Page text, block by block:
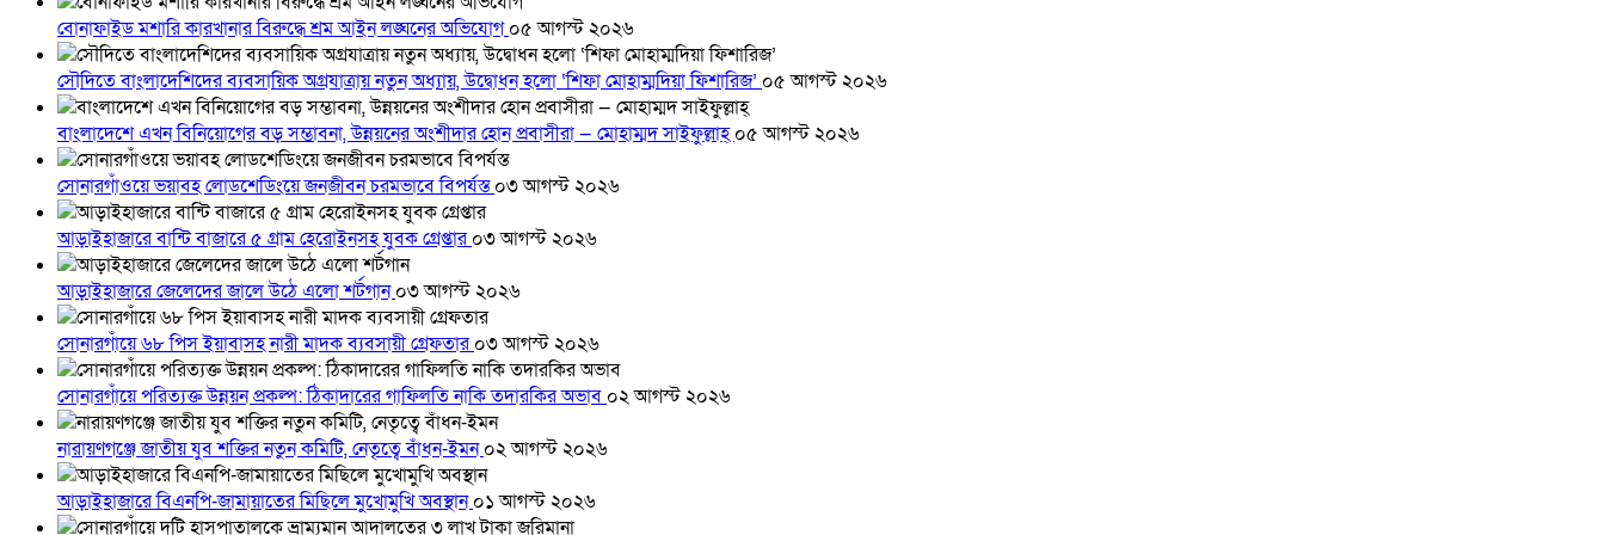
বোনাফাইড মশারি কারখানার বিরুদ্ধে শ্রম আইন লঙ্ঘনের অভিযোগ০৫ আগস্ট ২০২৬
সৌদিতে বাংলাদেশিদের ব্যবসায়িক অগ্রযাত্রায় নতুন অধ্যায়, উদ্বোধন হলো ‘শিফা মোহাম্মদিয়া ফিশারিজ’ ০৫ আগস্ট ২০২৬
বাংলাদেশে এখন বিনিয়োগের বড় সম্ভাবনা, উন্নয়নের অংশীদার হোন প্রবাসীরা — মোহাম্মদ সাইফুল্লাহ্০৫ আগস্ট ২০২৬
সোনারগাঁওয়ে ভয়াবহ লোডশেডিংয়ে জনজীবন চরমভাবে বিপর্যস্ত০৩ আগস্ট ২০২৬
আড়াইহাজারে বান্টি বাজারে ৫ গ্রাম হেরোইনসহ যুবক গ্রেপ্তার০৩ আগস্ট ২০২৬
আড়াইহাজারে জেলেদের জালে উঠে এলো শর্টগান০৩ আগস্ট ২০২৬
সোনারগাঁয়ে ৬৮ পিস ইয়াবাসহ নারী মাদক ব্যবসায়ী গ্রেফতার০৩ আগস্ট ২০২৬
সোনারগাঁয়ে পরিত্যক্ত উন্নয়ন প্রকল্প: ঠিকাদারের গাফিলতি নাকি তদারকির অভাব ০২ আগস্ট ২০২৬
নারায়ণগঞ্জে জাতীয় যুব শক্তির নতুন কমিটি, নেতৃত্বে বাঁধন-ইমন০২ আগস্ট ২০২৬
আড়াইহাজারে বিএনপি-জামায়াতের মিছিলে মুখোমুখি অবস্থান০১ আগস্ট ২০২৬